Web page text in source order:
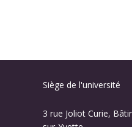
Siège de l'université
3 rue Joliot Curie,